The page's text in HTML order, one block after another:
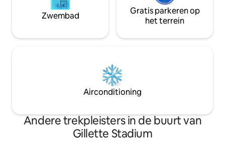
Zwembad
Gratis parkeren op
het terrein
Airconditioning
Andere trekpleisters in de buurt van
Gillette Stadium